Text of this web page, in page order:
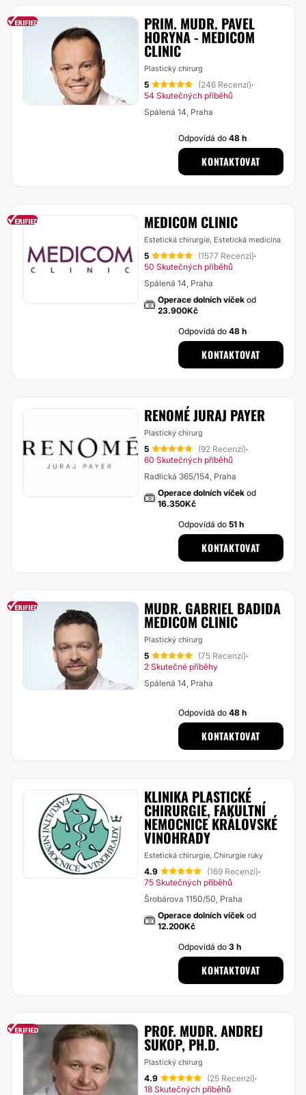
PRIM. MUDR. PAVEL
HORYNA - MEDICOM
CLINIC
Plastický chirurg
5 (246 Recenzí)·
54 Skutečných příběhů
Spálená 14, Praha
Odpovídá do48 h
KONTAKTOVAT
MEDICOM CLINIC
Estetická chirurgie, Estetická medicína
5 (1577 Recenzí)·
50 Skutečných příběhů
Spálená 14, Praha
Operace dolních víček od
23.900Kč
Odpovídá do48 h
KONTAKTOVAT
RENOMÉ JURAJ PAYER
Plastický chirurg
5 (92 Recenzí)·
60 Skutečných příběhů
Radlická 365/154, Praha
Operace dolních víčekod
16.350Kč
Odpovídá do51 h
KONTAKTOVAT
MUDR. GABRIEL BADIDA
MEDICOM CLINIC
Plastický chirurg
5 (75 Recenzí)·
2 Skutečné příběhy
Spálená 14, Praha
Odpovídá do48 h
KONTAKTOVAT
KLINIKA PLASTICKÉ
CHIRURGIE, FAKULTNÍ
NEMOCNICE KRÁLOVSKÉ
VINOHRADY
Estetická chirurgie, Chirurgie ruky
4.9 (169 Recenzí)·
75 Skutečných příběhů
Šrobárova 1150/50, Praha
Operace dolních víček od
12.200Kč
Odpovídá do3 h
KONTAKTOVAT
PROF. MUDR. ANDREJ
SUKOP, PH.D.
Plastický chirurg
4.9 (25 Recenzí)·
18 Skutečných příběhů